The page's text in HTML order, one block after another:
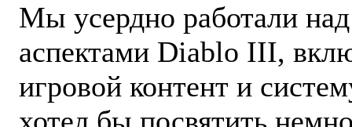
Мы усердно работали
аспектами Diablo III,
игровой контент и